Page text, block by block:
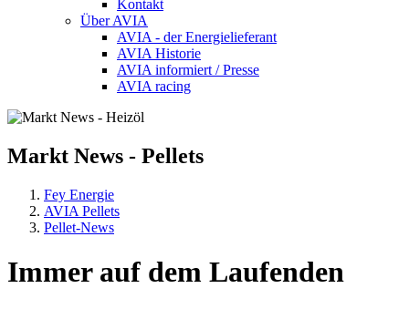
Kontakt
Über AVIA
AVIA - der Energielieferant
AVIA Historie
AVIA informiert / Presse
AVIA racing
Markt News - Pellets
Fey Energie
AVIA Pellets
Pellet-News
Immer auf dem Laufenden